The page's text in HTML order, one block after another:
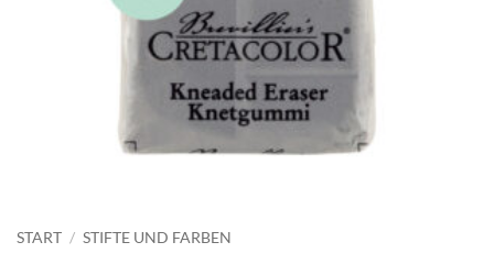
START / STIFTE UND FARBEN